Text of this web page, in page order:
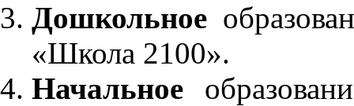
Дошкольное
«Школа 2100».
Начальное